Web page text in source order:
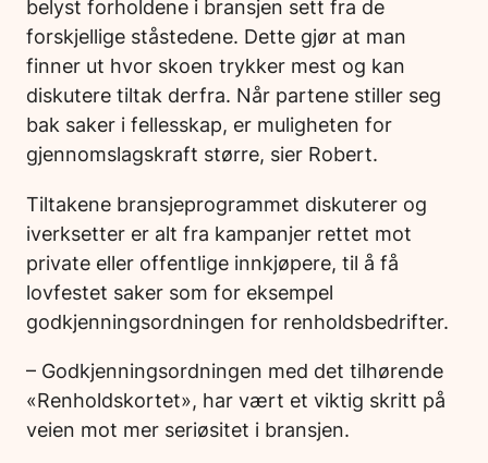
belyst forholdene i bransjen sett fra de
forskjellige ståstedene. Dette gjør at man
finner ut hvor skoen trykker mest og kan
diskutere tiltak derfra. Når partene stiller seg
bak saker i fellesskap, er muligheten for
gjennomslagskraft større, sier Robert.
Tiltakene bransjeprogrammet diskuterer og
iverksetter er alt fra kampanjer rettet mot
private eller offentlige innkjøpere, til å få
lovfestet saker som for eksempel
godkjenningsordningen for renholdsbedrifter.
– Godkjenningsordningen med det tilhørende
«Renholdskortet», har vært et viktig skritt på
veien mot mer seriøsitet i bransjen.